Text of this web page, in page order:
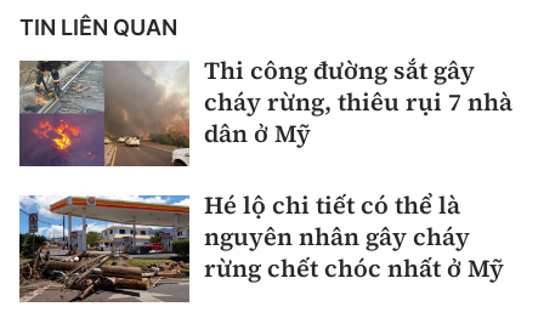
TIN LIÊN QUAN
Thi công đường sắt gây
cháy rừng, thiêu rụi 7 nhà
dân ở Mỹ
Hé lộ chi tiết có thể là
nguyên nhân gây cháy
rừng chết chóc nhất ở Mỹ